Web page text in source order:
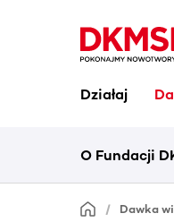
Działaj
O Fundacji
Dawka